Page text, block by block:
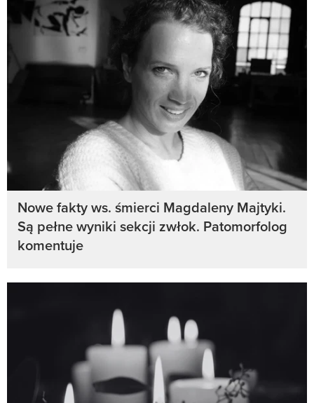
Nowe fakty ws. śmierci Magdaleny Majtyki.
Są pełne wyniki sekcji zwłok. Patomorfolog
komentuje